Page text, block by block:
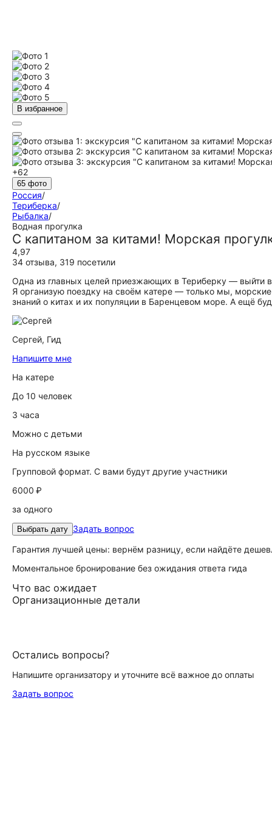
В избранное
+62
65 фото
Россия/
Териберка/
Рыбалка/
Водная прогулка
С капитаном за китами! Морская
4,97
34 отзыва, 319 посетили
Одна из главных целей приезжающих в Териберку — выйти в
Я организую поездку на своём катере — только мы,
знаний о китах и их популяции в Баренцевом море. А ещё
Сергей, Гид
Напишите мне
На катере
До 10 человек
3 часа
Можно с детьми
На русском языке
Групповой формат. С вами будут другие участники
6000 ₽
за одного
Выбрать дату Задать вопрос
Гарантия лучшей цены: вернём разницу, если найдёте
Моментальное бронирование без ожидания ответа гида
Что вас ожидает
Организационные детали
Остались вопросы?
Напишите организатору и уточните всё важное до оплаты
Задать вопрос